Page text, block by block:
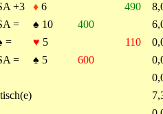
+3 ♦6 490
= ♠ 10 400
= ♥ 5 110
= ♠ 5 600